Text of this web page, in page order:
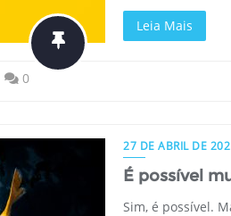
Leia Mais
0
27 DE ABRIL DE
É possível
Sim, é possível.